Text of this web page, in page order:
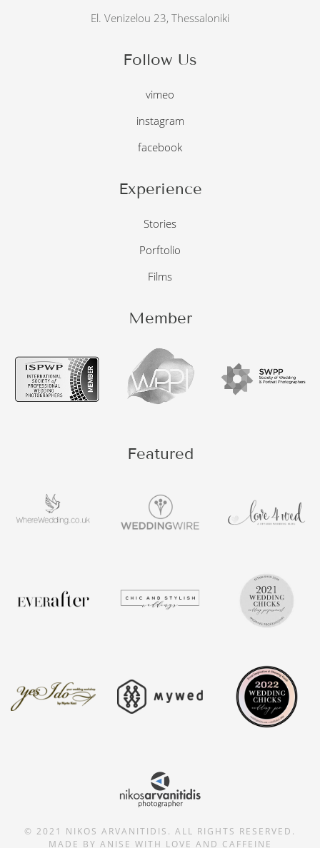
El. Venizelou 23, Thessaloniki
Follow Us
vimeo
instagram
facebook
Experience
Stories
Porftolio
Films
Member
Featured
© 2021 NIKOS ARVANITIDIS. ALL RIGHTS RESERVED.
MADE BY ANISE WITH LOVE AND CAFFEINE